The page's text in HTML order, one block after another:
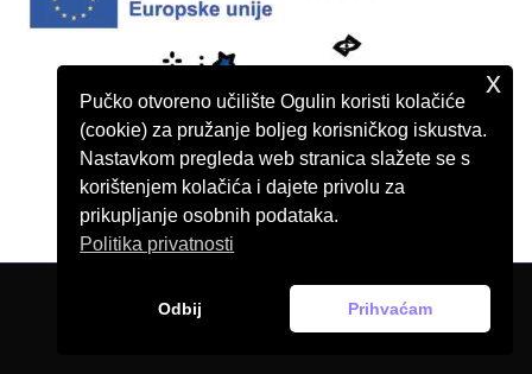
© Pučko otvoreno učilište Ogulin, 2026.
Pučko otvoreno učilište Ogulin koristi kolačiće
(cookie) za pružanje boljeg korisničkog iskustva.
Nastavkom pregleda web stranica slažete se s
korištenjem kolačića i dajete privolu za
prikupljanje osobnih podataka.
Politika privatnosti
Odbij Prihvaćam
x